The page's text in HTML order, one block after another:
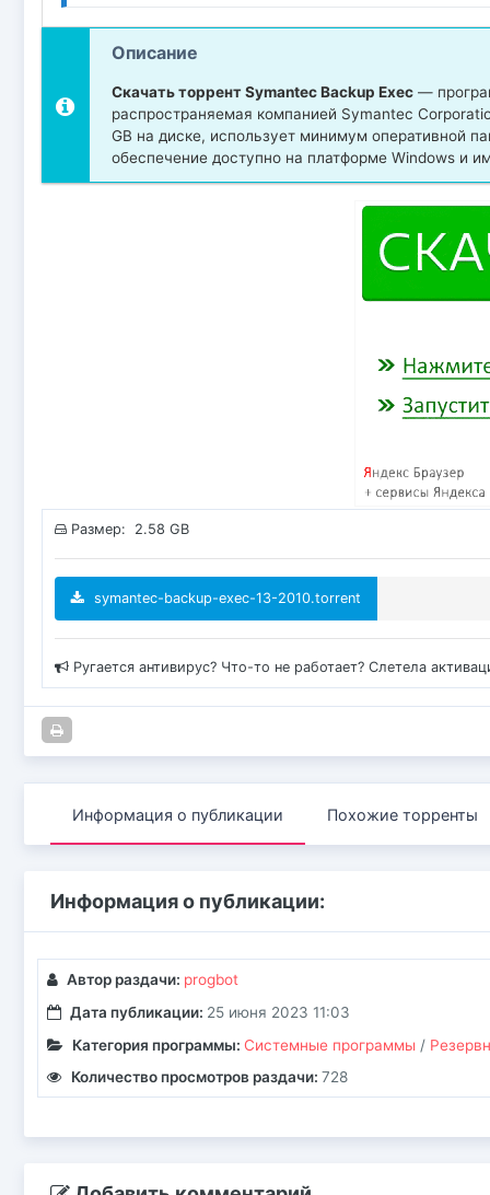
Описание
Скачать торрент Symantec Backup Exec—
распространяемая компанией Symantec
GB на диске, использует минимум оперативной
обеспечение доступно на платформе Windows и
Размер: 2.58 GB
symantec-backup-exec-13-2010.torrent
Ругается антивирус? Что-то не работает? Слетела
Информация о публикации Похожие торренты
Информация о публикации:
Автор раздачи: progbot
Дата публикации: 25 июня 2023 11:03
Категория программы: Системные программы/
Количество просмотров раздачи: 728